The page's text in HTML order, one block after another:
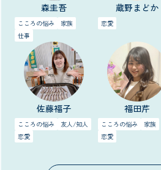
森圭吾
こころの悩み
家族
仕事
蔵野まどか
恋愛
佐藤福子
こころの悩み
友人/知人
恋愛
福田芹
こころの悩み
家族
恋愛